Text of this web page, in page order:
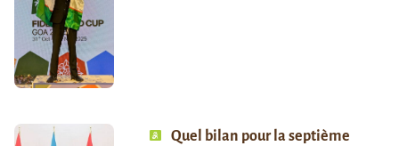
Quel bilan pour la septième